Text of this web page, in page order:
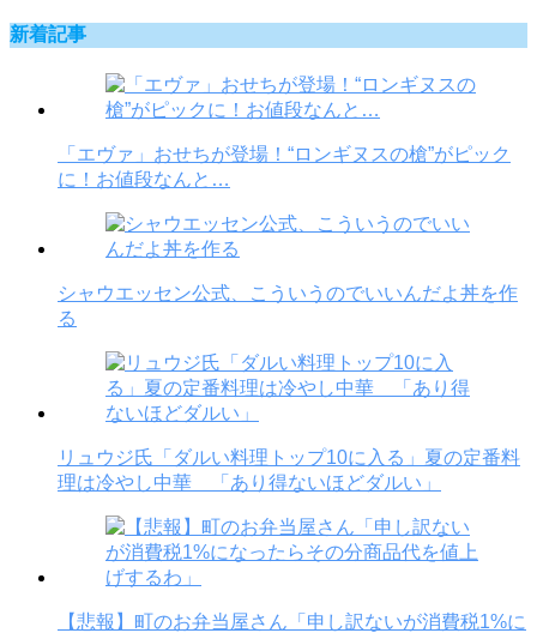
新着記事
「エヴァ」おせちが登場！“ロンギヌスの槍”がピック
に！お値段なんと…
シャウエッセン公式、こういうのでいいんだよ丼を作
る
リュウジ氏「ダルい料理トップ10に入る」夏の定番料
理は冷やし中華 「あり得ないほどダルい」
【悲報】町のお弁当屋さん「申し訳ないが消費税1%に